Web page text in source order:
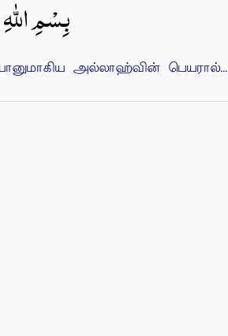
بِسْمِ
அல்லாஹ்வின் பெயரால்...